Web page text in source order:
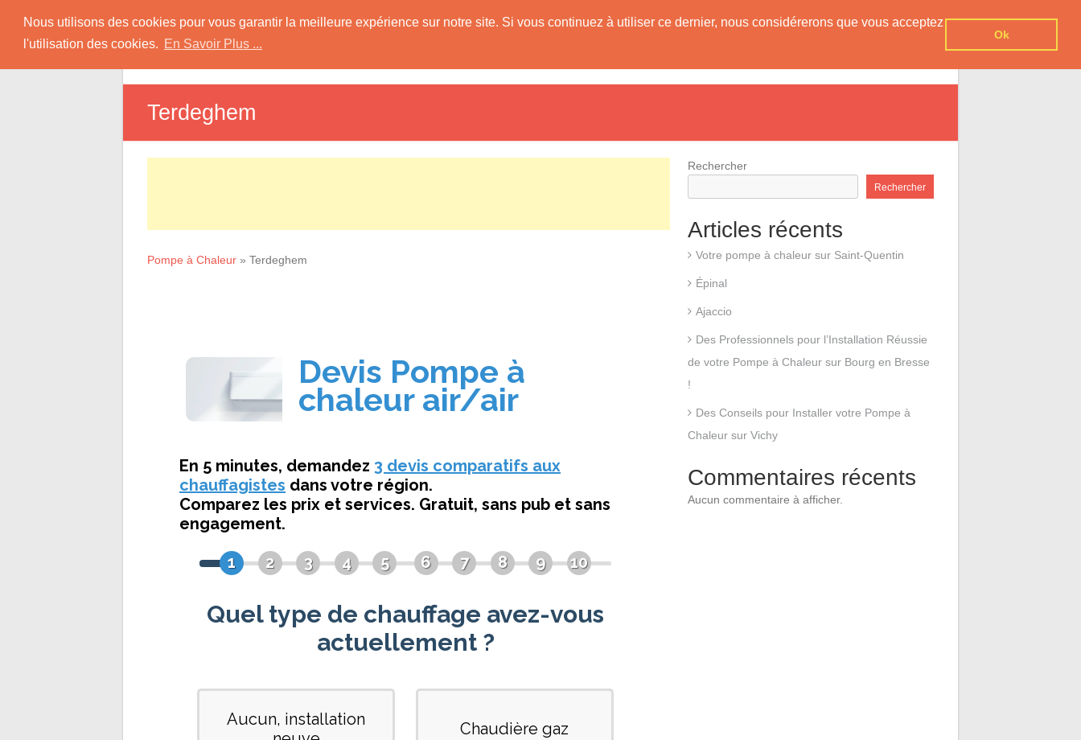
Nous utilisons des cookies pour vous garantir la meilleure expérience sur notre site. Si vous continuez à utiliser ce dernier, nous considérerons que vous acceptez
l'utilisation des cookies. En Savoir Plus ...
Ok
content
Pompe à Chaleur
Informations sur les Pompes à Chaleur
Terdeghem
Pompe à Chaleur » Terdeghem
Rechercher
Rechercher
Articles récents
Votre pompe à chaleur sur Saint-Quentin
Épinal
Ajaccio
Des Professionnels pour l’Installation Réussie
de votre Pompe à Chaleur sur Bourg en Bresse
!
Des Conseils pour Installer votre Pompe à
Chaleur sur Vichy
Commentaires récents
Aucun commentaire à afficher.